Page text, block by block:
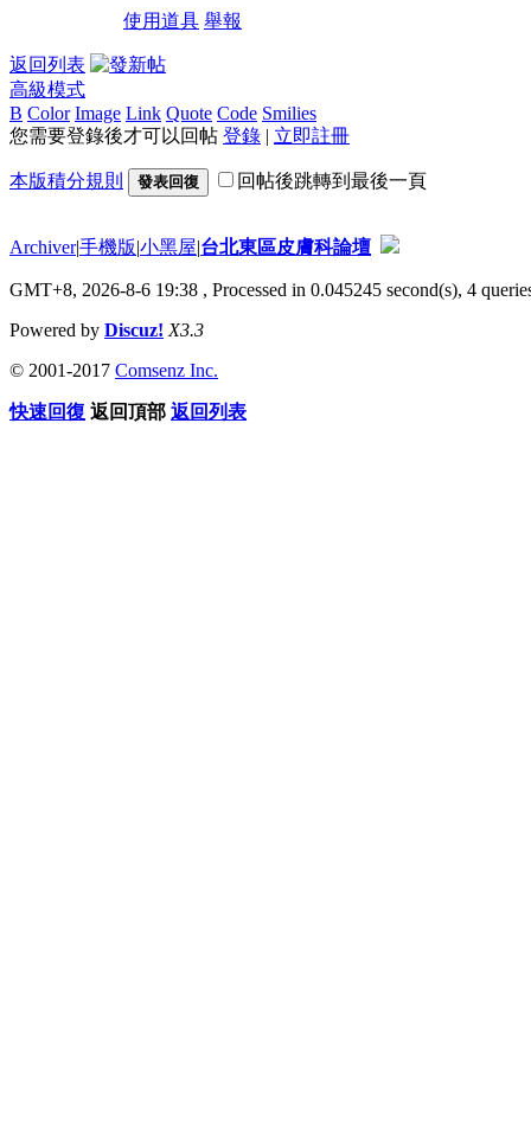
使用道具 舉報
返回列表
高級模式
B Color Image Link Quote Code Smilies
您需要登錄後才可以回帖 登錄 | 立即註冊
本版積分規則 發表回復 回帖後跳轉到最後一頁
Archiver|手機版|小黑屋|台北東區皮膚科論壇
GMT+8, 2026-8-6 19:38 , Processed in 0.045245 second(s), 4
Powered by Discuz! X3.3
© 2001-2017 Comsenz Inc.
快速回復 返回頂部 返回列表